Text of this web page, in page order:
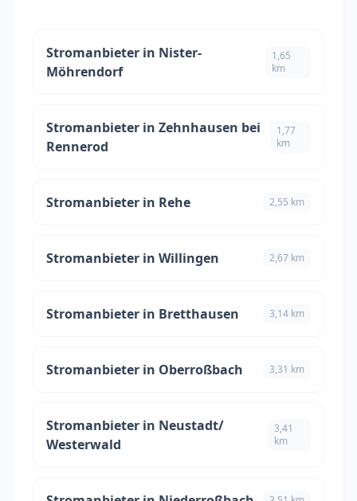
Stromanbieter in Nister-
Möhrendorf
1,65
km
Stromanbieter in Zehnhausen bei
Rennerod
1,77
km
Stromanbieter in Rehe 2,55 km
Stromanbieter in Willingen 2,67 km
Stromanbieter in Bretthausen 3,14 km
Stromanbieter in Oberroßbach 3,31 km
Stromanbieter in Neustadt/
Westerwald
3,41
km